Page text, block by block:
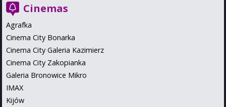
Cinemas
Agrafka
Cinema City Bonarka
Cinema City Galeria Kazimierz
Cinema City Zakopianka
Galeria Bronowice Mikro
IMAX
Kijów